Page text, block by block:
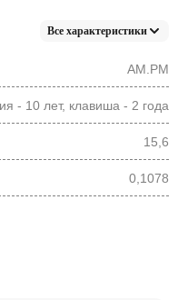
Все характеристики
AM.PM
- 10 лет, клавиша - 2 года
15,6
0,1078